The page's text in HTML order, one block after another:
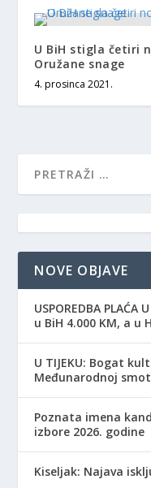
U BiH stigla četiri
Oružane snage
4. prosinca 2021.
NOVE OBJAVE
USPOREDBA
u BiH 4.000 KM, a u
​U TIJEKU: Bogat
Međunarodnoj
Poznata imena
izbore 2026. godine
Kiseljak: Najava